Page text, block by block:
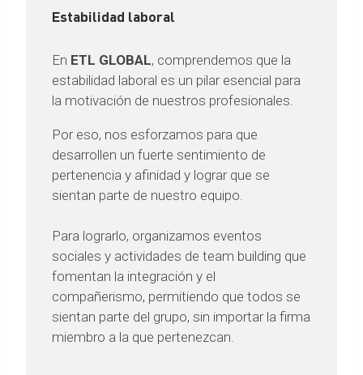
Estabilidad laboral
En ETL GLOBAL, comprendemos que la
estabilidad laboral es un pilar esencial para
la motivación de nuestros profesionales.
Por eso, nos esforzamos para que
desarrollen un fuerte sentimiento de
pertenencia y afinidad y lograr que se
sientan parte de nuestro equipo.
Para lograrlo, organizamos eventos
sociales y actividades de team building que
fomentan la integración y el
compañerismo, permitiendo que todos se
sientan parte del grupo, sin importar la firma
miembro a la que pertenezcan.